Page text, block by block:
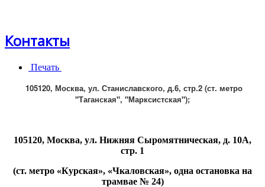
Контакты
Печать
105120, Москва, ул. Станиславского, д.6, стр.2 (ст. метро
"Таганская", "Марксистская");
105120, Москва, ул. Нижняя Сыромятническая, д. 10А,
стр. 1
(ст. метро «Курская», «Чкаловская», одна остановка на
трамвае № 24)